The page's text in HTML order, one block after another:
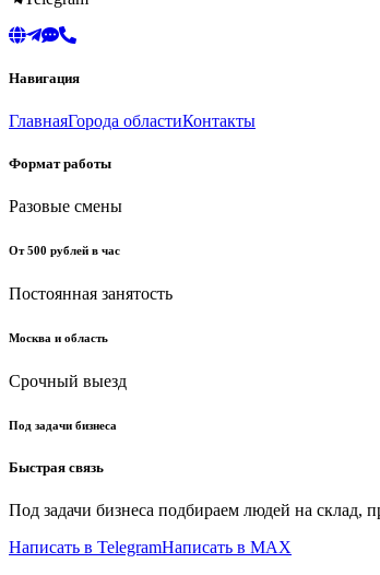
Навигация
ГлавнаяГорода областиКонтакты
Формат работы
Разовые смены
От 500 рублей в час
Постоянная занятость
Москва и область
Срочный выезд
Под задачи бизнеса
Быстрая связь
Под задачи бизнеса подбираем людей на склад,
Написать в TelegramНаписать в MAX